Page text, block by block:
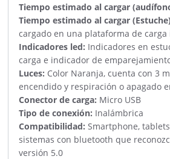
Tiempo estimado al cargar
Tiempo estimado al cargar
cargado en una plataforma de
Indicadores led: Indicadores en
carga e indicador de
Luces: Color Naranja, cuenta con 3
encendido y respiración o apagado
Conector de carga: Micro USB
Tipo de conexión: Inalámbrica
Compatibilidad: Smartphone,
sistemas con bluetooth que
versión 5.0